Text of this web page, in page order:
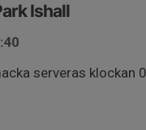
Ishall
serveras klockan